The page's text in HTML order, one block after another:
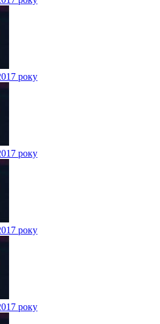
року
року
року
року